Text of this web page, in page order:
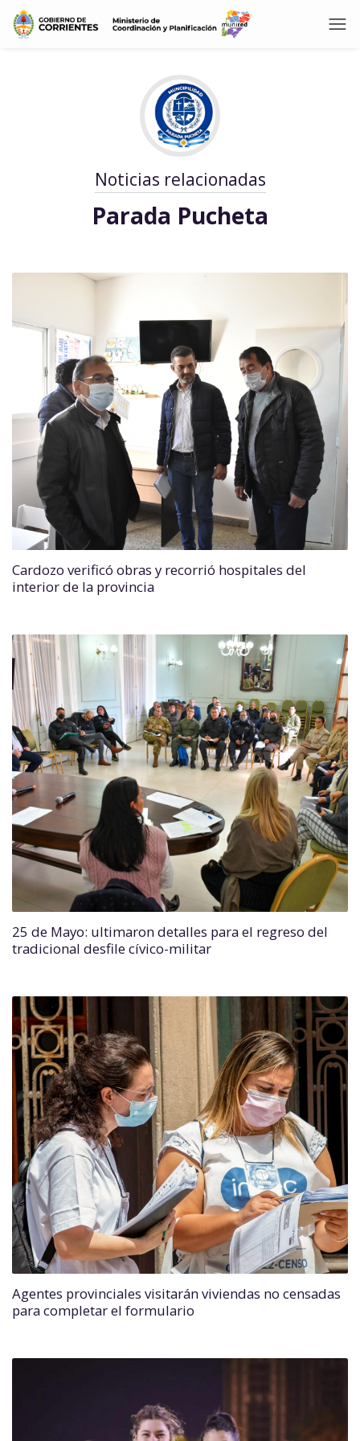
Noticias relacionadas
Parada Pucheta
Cardozo verificó obras y recorrió hospitales del
interior de la provincia
25 de Mayo: ultimaron detalles para el regreso del
tradicional desfile cívico-militar
Agentes provinciales visitarán viviendas no censadas
para completar el formulario